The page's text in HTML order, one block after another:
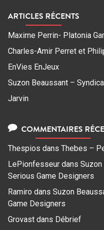
ARTICLES RÉCENTS
Maxime Perrin- Platonia
Charles-Amir Perret et
EnVies EnJeux
Suzon Beaussant –
Jarvin
COMMENTAIRES
Thespios dans Thebes –
LePionfesseur dans
Serious Game Designers
Ramiro dans Suzon
Game Designers
Grovast dans Débrief